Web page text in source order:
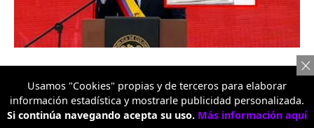
Por:Redacción Economía
Publicado: 08/08/2026 - 01:29 am
Usamos "Cookies" propias y de terceros para elaborar
información estadística y mostrarle publicidad personalizada.
Si continúa navegando acepta su uso. Más información aquí